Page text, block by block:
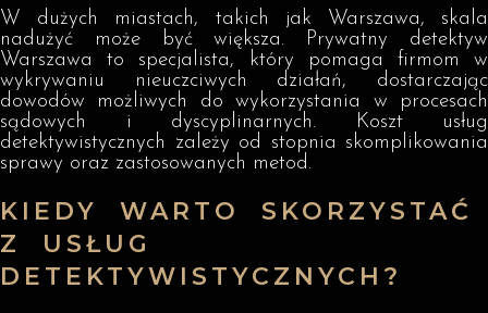
W dużych miastach, takich jak Warszawa, skala
nadużyć może być większa. Prywatny detektyw
Warszawa to specjalista, który pomaga firmom w
wykrywaniu nieuczciwych działań, dostarczając
dowodów możliwych do wykorzystania w procesach
sądowych i dyscyplinarnych. Koszt usług
detektywistycznych zależy od stopnia skomplikowania
sprawy oraz zastosowanych metod.
KIEDY WARTO SKORZYSTAĆ
Z USŁUG
DETEKTYWISTYCZNYCH?